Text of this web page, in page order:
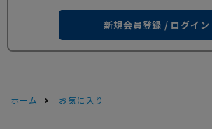
新規会員登録 / ログイン
ホーム お気に入り